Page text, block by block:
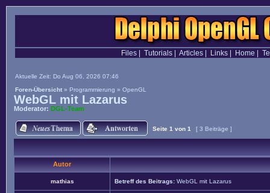
Files| Tutorials| Articles| Links| Home
Aktuelle Zeit: Do Aug 06, 2026 07:46
Foren-Übersicht » Programmierung » OpenGL
WebGL mit Lazarus
Moderator: DGL-Team
Seite 1 von 1 [ 3 Beiträge ]
Autor
mathias Betreff des Beitrags: WebGL mit Lazarus